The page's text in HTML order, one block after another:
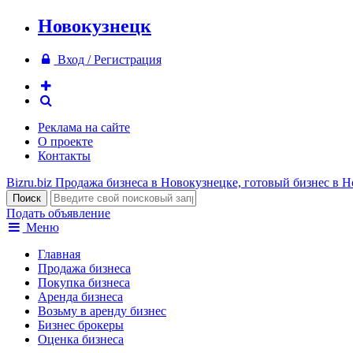
Новокузнецк
Вход / Регистрация
Реклама на сайте
О проекте
Контакты
Bizru.biz Продажа бизнеса в Новокузнецке, готовый бизнес в
Подать объявление
Меню
Главная
Продажа бизнеса
Покупка бизнеса
Аренда бизнеса
Возьму в аренду бизнес
Бизнес брокеры
Оценка бизнеса